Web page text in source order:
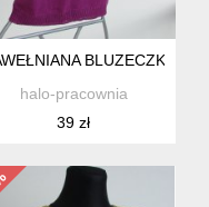
BLUZECZKA 5
halo-pracownia
39 zł